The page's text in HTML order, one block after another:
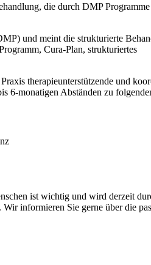
die durch DMP
und meint die strukturierte
Cura-Plan, strukturiertes
therapieunterstützende und
6-monatigen Abständen zu
ist wichtig und wird derzeit
informieren Sie gerne über die